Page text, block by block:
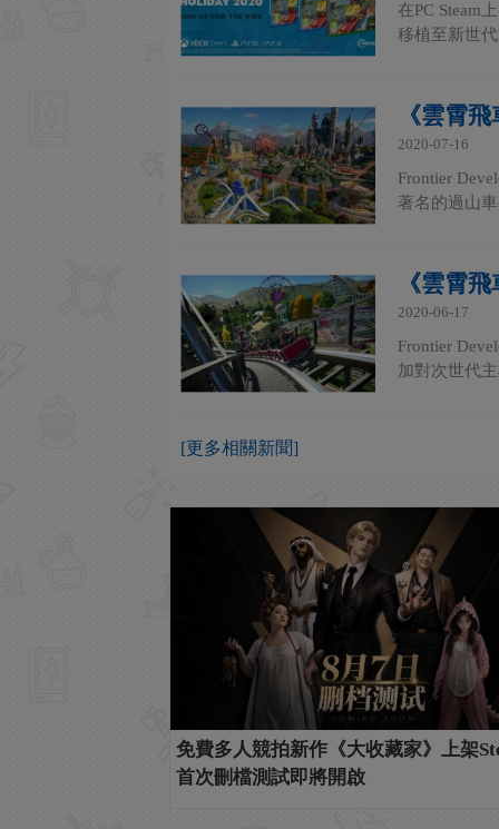
在PC Steam
移植至新世
《雲霄
2020-07-16
Frontier
著名的過山
《雲霄
2020-06-17
Frontier
加對次世代
[更多相關新聞]
免費多人競拍新作《大收藏家》上架
首次刪檔測試即將開啟